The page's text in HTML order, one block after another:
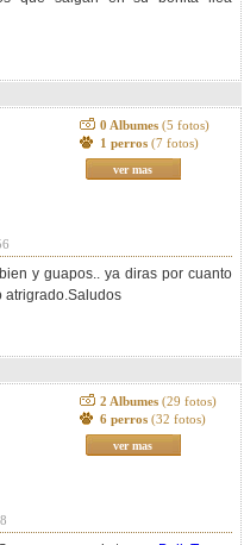
0 Albumes (5 fotos)
1 perros (7 fotos)
ver mas
y guapos.. ya diras por cuanto
atrigrado.Saludos
2 Albumes (29 fotos)
6 perros (32 fotos)
ver mas